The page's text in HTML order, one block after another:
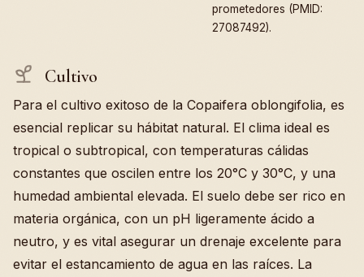
prometedores (PMID:
27087492).
Cultivo
Para el cultivo exitoso de la Copaifera oblongifolia, es
esencial replicar su hábitat natural. El clima ideal es
tropical o subtropical, con temperaturas cálidas
constantes que oscilen entre los 20°C y 30°C, y una
humedad ambiental elevada. El suelo debe ser rico en
materia orgánica, con un pH ligeramente ácido a
neutro, y es vital asegurar un drenaje excelente para
evitar el estancamiento de agua en las raíces. La